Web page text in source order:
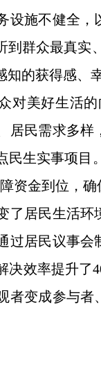
设施不健全
群众最真实
知的获得感、
对美好生活
居民需求多
民生实事项
资金到位，
了居民生活
过居民议事
决效率提升了
者变成参与